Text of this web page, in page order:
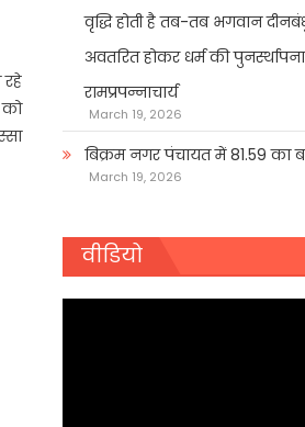
रहे
को
वृद्धि होती है तब-तब भगवान
अवतरित होकर धर्म की
रामप्रपन्नाचार्य
March 19, 2026
बिक्रम नगर पंचायत में 81.59 का
March 19, 2026
वीडियो